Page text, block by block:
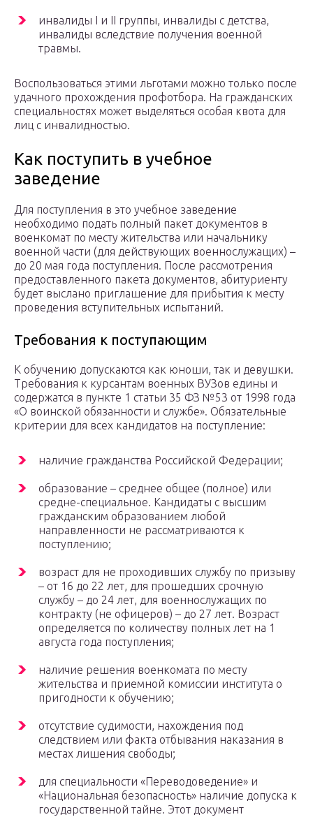
инвалиды I и II группы, инвалиды с детства,
инвалиды вследствие получения военной
травмы.
Воспользоваться этими льготами можно только после
удачного прохождения профотбора. На гражданских
специальностях может выделяться особая квота для
лиц с инвалидностью.
Как поступить в учебное
заведение
Для поступления в это учебное заведение
необходимо подать полный пакет документов в
военкомат по месту жительства или начальнику
военной части (для действующих военнослужащих) –
до 20 мая года поступления. После рассмотрения
предоставленного пакета документов, абитуриенту
будет выслано приглашение для прибытия к месту
проведения вступительных испытаний.
Требования к поступающим
К обучению допускаются как юноши, так и девушки.
Требования к курсантам военных ВУЗов едины и
содержатся в пункте 1 статьи 35 ФЗ №53 от 1998 года
«О воинской обязанности и службе». Обязательные
критерии для всех кандидатов на поступление:
наличие гражданства Российской Федерации;
образование – среднее общее (полное) или
средне-специальное. Кандидаты с высшим
гражданским образованием любой
направленности не рассматриваются к
поступлению;
возраст для не проходивших службу по призыву
– от 16 до 22 лет, для прошедших срочную
службу – до 24 лет, для военнослужащих по
контракту (не офицеров) – до 27 лет. Возраст
определяется по количеству полных лет на 1
августа года поступления;
наличие решения военкомата по месту
жительства и приемной комиссии института о
пригодности к обучению;
отсутствие судимости, нахождения под
следствием или факта отбывания наказания в
местах лишения свободы;
для специальности «Переводоведение» и
«Национальная безопасность» наличие допуска к
государственной тайне. Этот документ